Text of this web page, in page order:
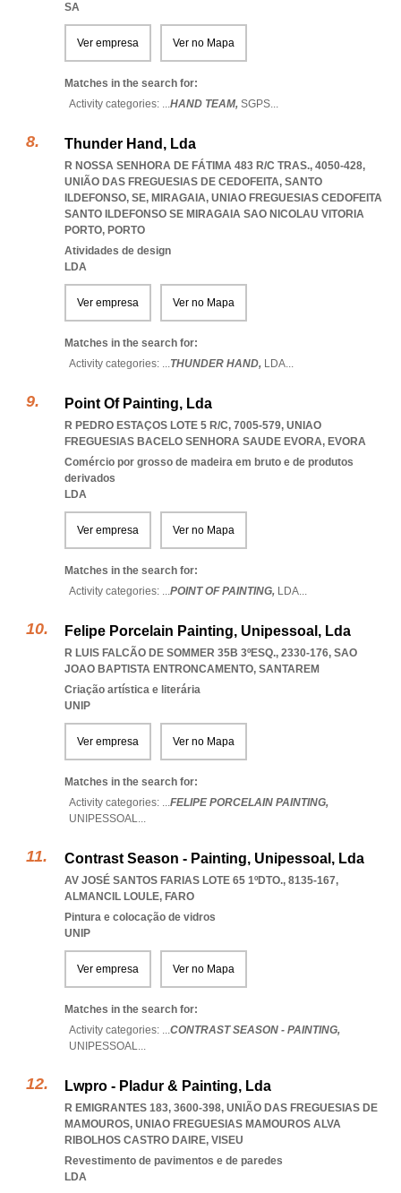
SA
Ver empresa Ver no Mapa
Matches in the search for:
Activity categories: ...HAND TEAM, SGPS...
Thunder Hand, Lda
R NOSSA SENHORA DE FÁTIMA 483 R/C TRAS., 4050-428,
UNIÃO DAS FREGUESIAS DE CEDOFEITA, SANTO
ILDEFONSO, SE, MIRAGAIA, UNIAO FREGUESIAS CEDOFEITA
SANTO ILDEFONSO SE MIRAGAIA SAO NICOLAU VITORIA
PORTO, PORTO
Atividades de design
LDA
Ver empresa Ver no Mapa
Matches in the search for:
Activity categories: ...THUNDER HAND, LDA...
Point Of Painting, Lda
R PEDRO ESTAÇOS LOTE 5 R/C, 7005-579, UNIAO
FREGUESIAS BACELO SENHORA SAUDE EVORA, EVORA
Comércio por grosso de madeira em bruto e de produtos
derivados
LDA
Ver empresa Ver no Mapa
Matches in the search for:
Activity categories: ...POINT OF PAINTING, LDA...
Felipe Porcelain Painting, Unipessoal, Lda
R LUIS FALCÃO DE SOMMER 35B 3ºESQ., 2330-176, SAO
JOAO BAPTISTA ENTRONCAMENTO, SANTAREM
Criação artística e literária
UNIP
Ver empresa Ver no Mapa
Matches in the search for:
Activity categories: ...FELIPE PORCELAIN PAINTING,
UNIPESSOAL...
Contrast Season - Painting, Unipessoal, Lda
AV JOSÉ SANTOS FARIAS LOTE 65 1ºDTO., 8135-167,
ALMANCIL LOULE, FARO
Pintura e colocação de vidros
UNIP
Ver empresa Ver no Mapa
Matches in the search for:
Activity categories: ...CONTRAST SEASON - PAINTING,
UNIPESSOAL...
Lwpro - Pladur & Painting, Lda
R EMIGRANTES 183, 3600-398, UNIÃO DAS FREGUESIAS DE
MAMOUROS, UNIAO FREGUESIAS MAMOUROS ALVA
RIBOLHOS CASTRO DAIRE, VISEU
Revestimento de pavimentos e de paredes
LDA